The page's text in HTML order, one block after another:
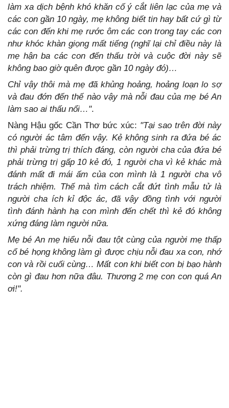
làm xa dịch bệnh khó khăn cố ý cắt liên lạc của mẹ và
các con gần 10 ngày, mẹ không biết tin hay bất cứ gì từ
các con đến khi mẹ rước ôm các con trong tay các con
như khóc khàn giọng mất tiếng (nghĩ lại chỉ điều này là
mẹ hận ba các con đến thấu trời và cuộc đời này sẽ
không bao giờ quên được gần 10 ngày đó)…
Chỉ vậy thôi mà mẹ đã khủng hoảng, hoảng loạn lo sợ
và đau đớn đến thế nào vậy mà nỗi đau của mẹ bé An
làm sao ai thấu nổi…".
Nàng Hậu gốc Cần Thơ bức xúc: "Tại sao trên đời này
có người ác tâm đến vậy. Kẻ không sinh ra đứa bé ác
thì phải trừng trị thích đáng, còn người cha của đứa bé
phải trừng trị gấp 10 kẻ đó, 1 người cha vì kẻ khác mà
đánh mất đi mái ấm của con mình là 1 người cha vô
trách nhiệm. Thế mà tìm cách cắt đứt tình mẫu tử là
người cha ích kỉ độc ác, đã vậy đồng tình với người
tình đánh hành hạ con mình đến chết thì kẻ đó không
xứng đáng làm người nữa.
Mẹ bé An mẹ hiểu nỗi đau tột cùng của người mẹ thấp
cổ bé họng không làm gì được chịu nỗi đau xa con, nhớ
con và rồi cuối cùng… Mất con khi biết con bị bạo hành
còn gì đau hơn nữa đâu. Thương 2 mẹ con con quá An
ơi!".